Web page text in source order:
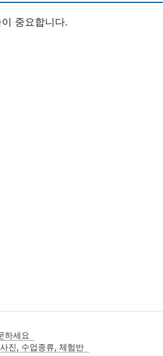
중요합니다.
하세요
진, 수업종류, 체험반